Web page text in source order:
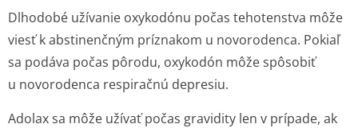
Dlhodobé užívanie oxykodónu počas tehotenstva môže
viesť k abstinenčným príznakom u novorodenca. Pokiaľ
sa podáva počas pôrodu, oxykodón môže spôsobiť
u novorodenca respiračnú depresiu.
Adolax sa môže užívať počas gravidity len v prípade, ak